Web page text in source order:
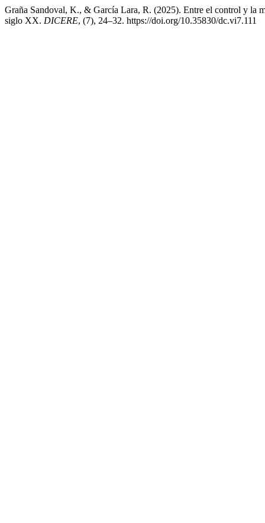
Graña Sandoval, K., & García Lara, R. (2025). Entre el control y la
siglo XX. DICERE, (7), 24–32. https://doi.org/10.35830/dc.vi7.111